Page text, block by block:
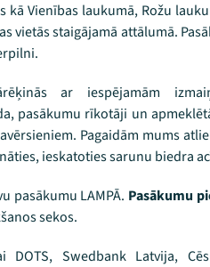
Vienības laukumā, Rožu
vietās staigājamā attālumā.
ar iespējamām
pasākumu rīkotāji un
Pagaidām mums
ieskatoties sarunu biedra
pasākumu LAMPĀ. Pasākumu
sekos.
Swedbank Latvija,